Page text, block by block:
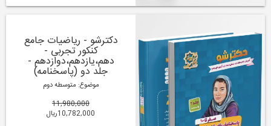
دکترشو - ریاضیات جامع
کنکور تجربی -
دهم،یازدهم،دوازدهم -
جلد دو (پاسخنامه)
موضوع: متوسطه دوم
11,980,000
10,782,000ریال